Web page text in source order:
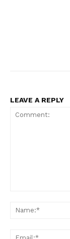
LEAVE A REPLY